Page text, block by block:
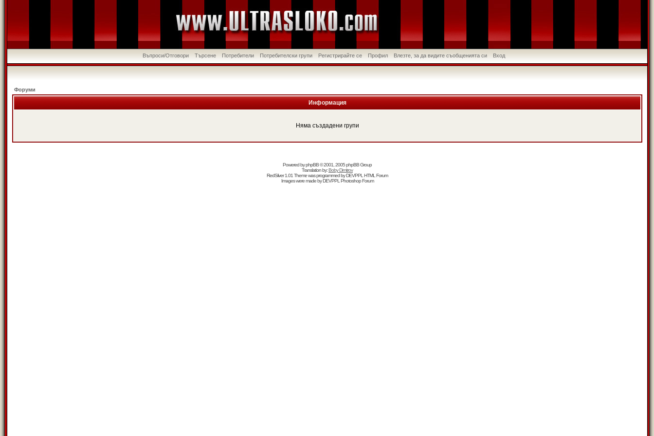
Въпроси/Отговори Търсене Потребители Потребителски групи Регистрирайте се Профил Влезте, за да видите съобщенията си Вход
Форуми
Информация
Няма създадени групи
Powered byphpBB© 2001, 2005 phpBB Group
Translation by:Boby Dimitrov
RedSilver 1.01 Theme was programmed byDEVPPL HTML Forum
Images were made byDEVPPL Photoshop Forum